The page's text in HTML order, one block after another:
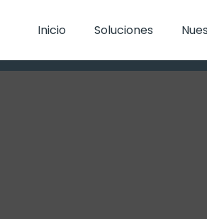
Inicio Soluciones